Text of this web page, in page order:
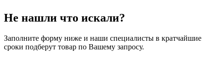
Не нашли что искали?
Заполните форму ниже и наши специалисты в кратчайшие
сроки подберут товар по Вашему запросу.